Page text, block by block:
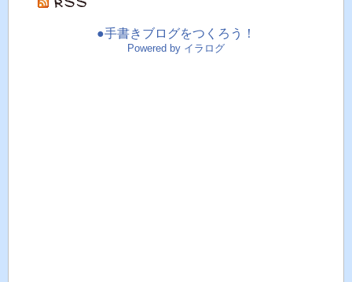
●手書きブログをつくろう！
Powered by イラログ